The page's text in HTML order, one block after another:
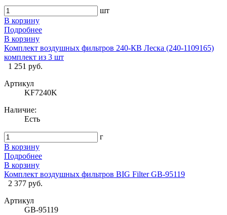
шт
В корзину
Подробнее
В корзину
Комплект воздушных фильтров 240-КВ Леска (240-1109165)
комплект из 3 шт
1 251 руб.
Артикул
KF7240K
Наличие:
Есть
г
В корзину
Подробнее
В корзину
Комплект воздушных фильтров BIG Filter GB-95119
2 377 руб.
Артикул
GB-95119